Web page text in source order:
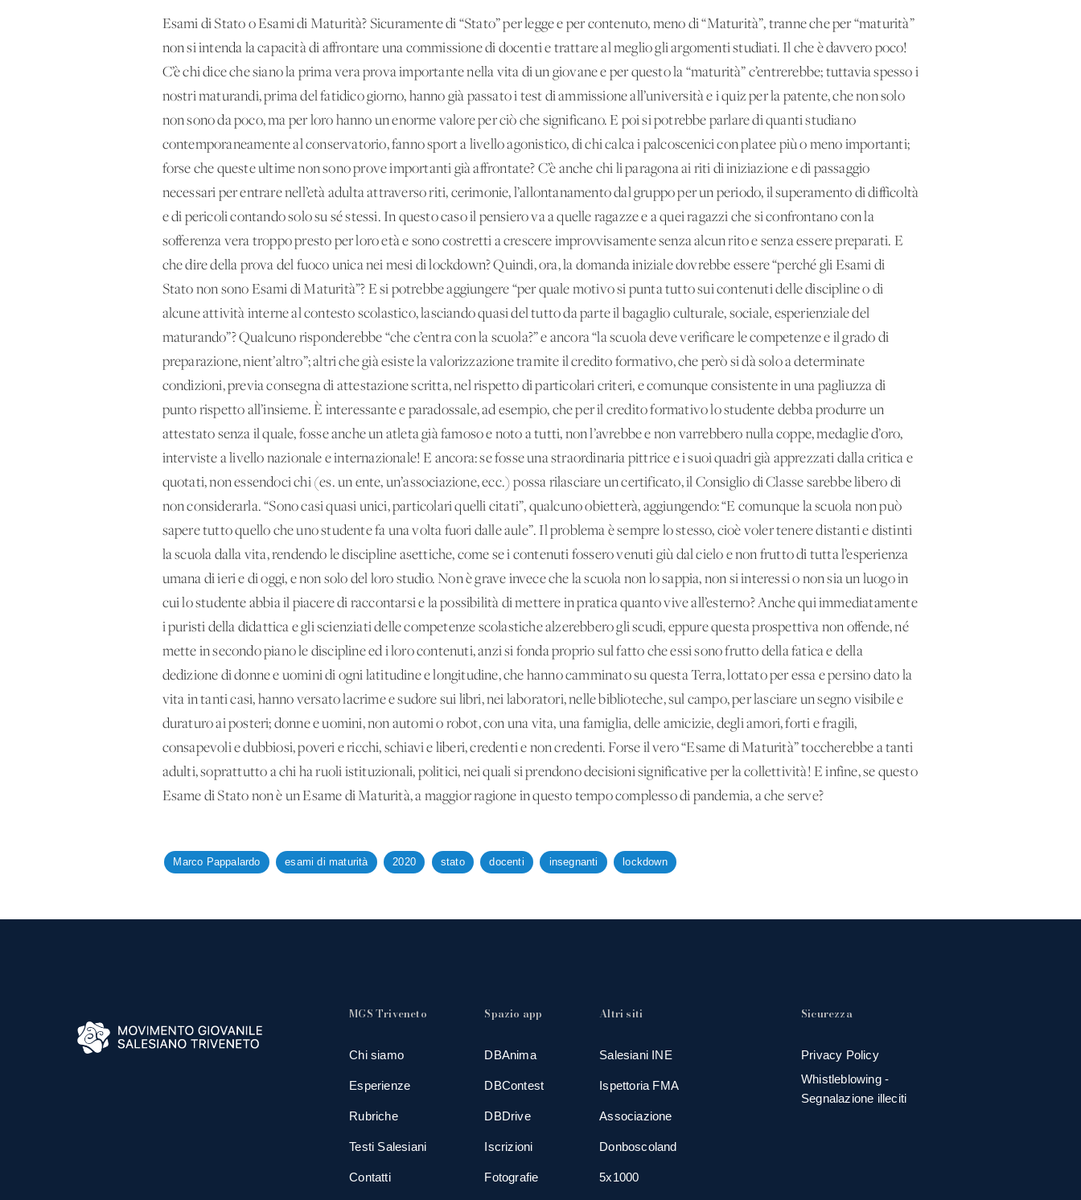
Esami di Stato o Esami di Maturità? Sicuramente di “Stato” per legge e per contenuto, meno di “Maturità”, tranne che per “maturità”
non si intenda la capacità di affrontare una commissione di docenti e trattare al meglio gli argomenti studiati. Il che è davvero poco!
C’è chi dice che siano la prima vera prova importante nella vita di un giovane e per questo la “maturità” c’entrerebbe; tuttavia spesso i
nostri maturandi, prima del fatidico giorno, hanno già passato i test di ammissione all’università e i quiz per la patente, che non solo
non sono da poco, ma per loro hanno un enorme valore per ciò che significano. E poi si potrebbe parlare di quanti studiano
contemporaneamente al conservatorio, fanno sport a livello agonistico, di chi calca i palcoscenici con platee più o meno importanti;
forse che queste ultime non sono prove importanti già affrontate? C’è anche chi li paragona ai riti di iniziazione e di passaggio
necessari per entrare nell’età adulta attraverso riti, cerimonie, l’allontanamento dal gruppo per un periodo, il superamento di difficoltà
e di pericoli contando solo su sé stessi. In questo caso il pensiero va a quelle ragazze e a quei ragazzi che si confrontano con la
sofferenza vera troppo presto per loro età e sono costretti a crescere improvvisamente senza alcun rito e senza essere preparati. E
che dire della prova del fuoco unica nei mesi di lockdown? Quindi, ora, la domanda iniziale dovrebbe essere “perché gli Esami di
Stato non sono Esami di Maturità”? E si potrebbe aggiungere “per quale motivo si punta tutto sui contenuti delle discipline o di
alcune attività interne al contesto scolastico, lasciando quasi del tutto da parte il bagaglio culturale, sociale, esperienziale del
maturando”? Qualcuno risponderebbe “che c’entra con la scuola?” e ancora “la scuola deve verificare le competenze e il grado di
preparazione, nient’altro”; altri che già esiste la valorizzazione tramite il credito formativo, che però si dà solo a determinate
condizioni, previa consegna di attestazione scritta, nel rispetto di particolari criteri, e comunque consistente in una pagliuzza di
punto rispetto all’insieme. È interessante e paradossale, ad esempio, che per il credito formativo lo studente debba produrre un
attestato senza il quale, fosse anche un atleta già famoso e noto a tutti, non l’avrebbe e non varrebbero nulla coppe, medaglie d’oro,
interviste a livello nazionale e internazionale! E ancora: se fosse una straordinaria pittrice e i suoi quadri già apprezzati dalla critica e
quotati, non essendoci chi (es. un ente, un’associazione, ecc.) possa rilasciare un certificato, il Consiglio di Classe sarebbe libero di
non considerarla. “Sono casi quasi unici, particolari quelli citati”, qualcuno obietterà, aggiungendo: “E comunque la scuola non può
sapere tutto quello che uno studente fa una volta fuori dalle aule”. Il problema è sempre lo stesso, cioè voler tenere distanti e distinti
la scuola dalla vita, rendendo le discipline asettiche, come se i contenuti fossero venuti giù dal cielo e non frutto di tutta l’esperienza
umana di ieri e di oggi, e non solo del loro studio. Non è grave invece che la scuola non lo sappia, non si interessi o non sia un luogo in
cui lo studente abbia il piacere di raccontarsi e la possibilità di mettere in pratica quanto vive all’esterno? Anche qui immediatamente
i puristi della didattica e gli scienziati delle competenze scolastiche alzerebbero gli scudi, eppure questa prospettiva non offende, né
mette in secondo piano le discipline ed i loro contenuti, anzi si fonda proprio sul fatto che essi sono frutto della fatica e della
dedizione di donne e uomini di ogni latitudine e longitudine, che hanno camminato su questa Terra, lottato per essa e persino dato la
vita in tanti casi, hanno versato lacrime e sudore sui libri, nei laboratori, nelle biblioteche, sul campo, per lasciare un segno visibile e
duraturo ai posteri; donne e uomini, non automi o robot, con una vita, una famiglia, delle amicizie, degli amori, forti e fragili,
consapevoli e dubbiosi, poveri e ricchi, schiavi e liberi, credenti e non credenti. Forse il vero “Esame di Maturità” toccherebbe a tanti
adulti, soprattutto a chi ha ruoli istituzionali, politici, nei quali si prendono decisioni significative per la collettività! E infine, se questo
Esame di Stato non è un Esame di Maturità, a maggior ragione in questo tempo complesso di pandemia, a che serve?
Marco Pappalardo esami di maturità 2020 stato docenti insegnanti lockdown
MGS Triveneto
Chi siamo
Esperienze
Rubriche
Testi Salesiani
Contatti
Spazio app
DBAnima
DBContest
DBDrive
Iscrizioni
Fotografie
Altri siti
Salesiani INE
Ispettoria FMA
Associazione
Donboscoland
5x1000
Sicurezza
Privacy Policy
Whistleblowing -
Segnalazione illeciti